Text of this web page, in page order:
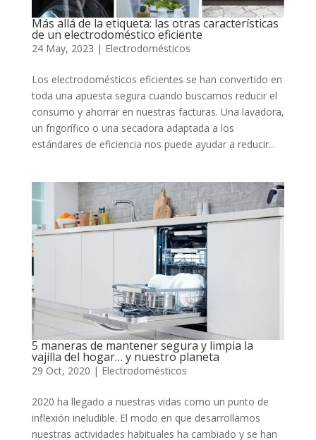
Más allá de la etiqueta: las otras características
de un electrodoméstico eficiente
24 May, 2023 | Electrodomésticos
Los electrodomésticos eficientes se han convertido en
toda una apuesta segura cuando buscamos reducir el
consumo y ahorrar en nuestras facturas. Una lavadora,
un frigorífico o una secadora adaptada a los
estándares de eficiencia nos puede ayudar a reducir...
5 maneras de mantener segura y limpia la
vajilla del hogar… y nuestro planeta
29 Oct, 2020 | Electrodomésticos
2020 ha llegado a nuestras vidas como un punto de
inflexión ineludible. El modo en que desarrollamos
nuestras actividades habituales ha cambiado y se han